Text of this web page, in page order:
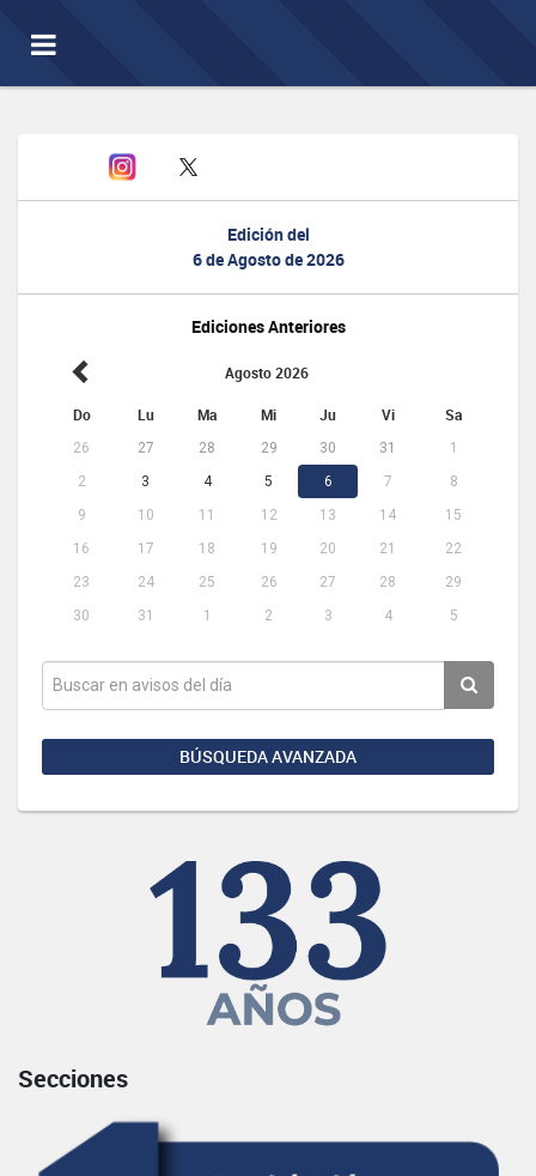
Toggle
navigation
Edición del
6 de Agosto de 2026
Ediciones Anteriores
Agosto 2026
Do Lu Ma Mi Ju Vi Sa
26 27 28 29 30 31
1
2
3 4 5 6 7
8
9
10 11 12 13 14
15
16
17 18 19 20 21
22
23
24 25 26 27 28
29
30
31 1 2 3 4 5
BÚSQUEDA AVANZADA
Secciones